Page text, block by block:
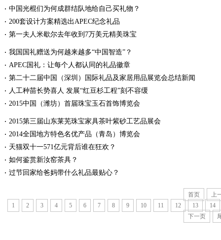
中国光棍们为何成群结队地给自己买礼物？
200套设计方案精选出APEC纪念礼品
第一夫人米歇尔去年收到7万美元精美珠宝
我国国礼赠送为何越来越多“中国智造”？
APEC国礼：让每个人都认同的礼品徽章
第二十二届中国（深圳）国际礼品及家居用品展览会总结新闻
人工种苗长势喜人 发展“红豆杉工程”刻不容缓
2015中国（潍坊）首届珠宝玉石首饰博览会
2015第三届山东莱芜珠宝家具茶叶紫砂工艺品展会
2014全国地方特色名优产品（青岛）博览会
天猫双十一571亿元背后谁在狂欢？
如何鉴赏新汝窑茶具？
过节回家给爸妈带什么礼品最贴心？
首页
上
1
2 3 4 5 6 7 8 9 10 11 12 13
14
下一页